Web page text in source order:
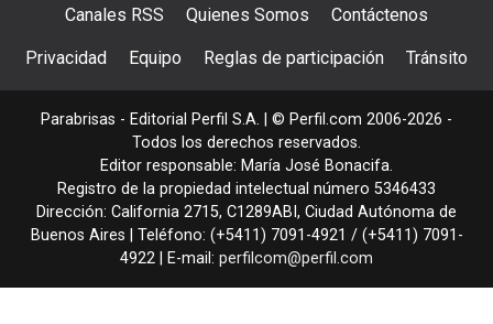
Canales RSS Quienes Somos Contáctenos
Privacidad Equipo Reglas de participación Tránsito
Parabrisas - Editorial Perfil S.A. | © Perfil.com 2006-2026 -
Todos los derechos reservados.
Editor responsable: María José Bonacifa.
Registro de la propiedad intelectual número 5346433
Dirección: California 2715, C1289ABI , Ciudad Autónoma de
Buenos Aires | Teléfono: (+5411) 7091-4921 / (+5411) 7091-
4922 | E-mail: perfilcom@perfil.com